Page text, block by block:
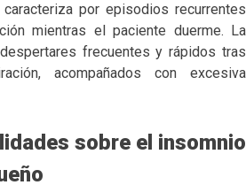
por episodios recurrentes
mientras el paciente duerme. La
frecuentes y rápidos tras
acompañados con excesiva
sobre el insomnio